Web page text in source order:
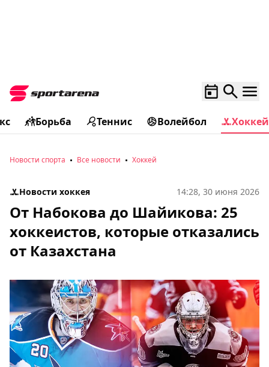
Борьба Теннис Волейбол Хоккей
Новости спорта Все новости Хоккей
Новости хоккея 14:28, 30 июня 2026
От Набокова до Шайикова: 25
хоккеистов, которые отказались
от Казахстана